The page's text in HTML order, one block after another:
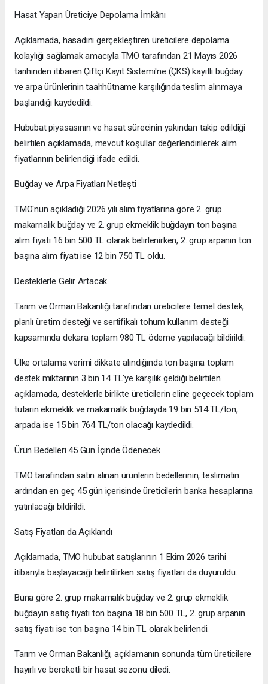
Hasat Yapan Üreticiye Depolama İmkânı
Açıklamada, hasadını gerçekleştiren üreticilere depolama
kolaylığı sağlamak amacıyla TMO tarafından 21 Mayıs 2026
tarihinden itibaren Çiftçi Kayıt Sistemi'ne (ÇKS) kayıtlı buğday
ve arpa ürünlerinin taahhütname karşılığında teslim alınmaya
başlandığı kaydedildi.
Hububat piyasasının ve hasat sürecinin yakından takip edildiği
belirtilen açıklamada, mevcut koşullar değerlendirilerek alım
fiyatlarının belirlendiği ifade edildi.
Buğday ve Arpa Fiyatları Netleşti
TMO'nun açıkladığı 2026 yılı alım fiyatlarına göre 2. grup
makarnalık buğday ve 2. grup ekmeklik buğdayın ton başına
alım fiyatı 16 bin 500 TL olarak belirlenirken, 2. grup arpanın ton
başına alım fiyatı ise 12 bin 750 TL oldu.
Desteklerle Gelir Artacak
Tarım ve Orman Bakanlığı tarafından üreticilere temel destek,
planlı üretim desteği ve sertifikalı tohum kullanım desteği
kapsamında dekara toplam 980 TL ödeme yapılacağı bildirildi.
Ülke ortalama verimi dikkate alındığında ton başına toplam
destek miktarının 3 bin 14 TL'ye karşılık geldiği belirtilen
açıklamada, desteklerle birlikte üreticilerin eline geçecek toplam
tutarın ekmeklik ve makarnalık buğdayda 19 bin 514 TL/ton,
arpada ise 15 bin 764 TL/ton olacağı kaydedildi.
Ürün Bedelleri 45 Gün İçinde Ödenecek
TMO tarafından satın alınan ürünlerin bedellerinin, teslimatın
ardından en geç 45 gün içerisinde üreticilerin banka hesaplarına
yatırılacağı bildirildi.
Satış Fiyatları da Açıklandı
Açıklamada, TMO hububat satışlarının 1 Ekim 2026 tarihi
itibarıyla başlayacağı belirtilirken satış fiyatları da duyuruldu.
Buna göre 2. grup makarnalık buğday ve 2. grup ekmeklik
buğdayın satış fiyatı ton başına 18 bin 500 TL, 2. grup arpanın
satış fiyatı ise ton başına 14 bin TL olarak belirlendi.
Tarım ve Orman Bakanlığı, açıklamanın sonunda tüm üreticilere
hayırlı ve bereketli bir hasat sezonu diledi.